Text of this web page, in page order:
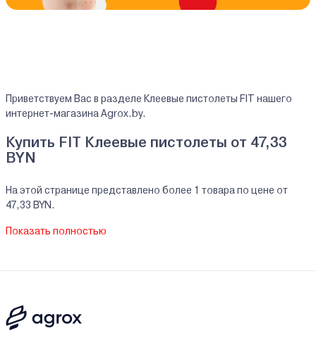
Приветствуем Вас в разделе Клеевые пистолеты FIT нашего
интернет-магазина Agrox.by.
Купить FIT Клеевые пистолеты от 47,33
BYN
На этой странице представлено более 1 товара по цене от
47,33 BYN.
предоставляем официальную гарантию.
В нашем интернет-магазине Вы можете приобристи товары FIT
за наличный и безналичный расчет. А также в кредит, рассрочку
Показать полностью